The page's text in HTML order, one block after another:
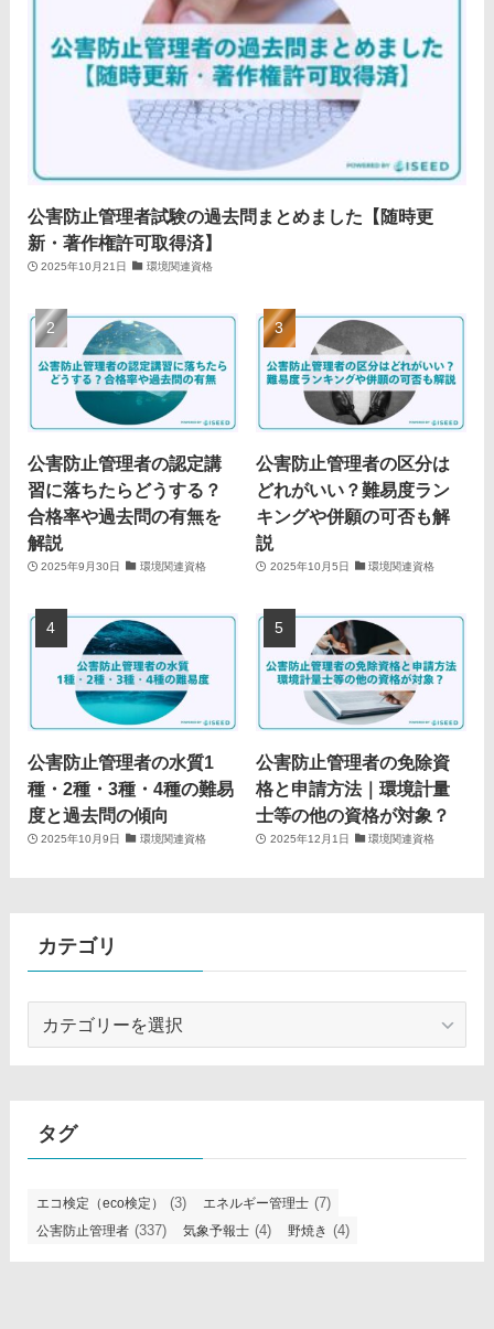
公害防止管理者試験の過去問まとめました【随時更
新・著作権許可取得済】
2025年10月21日 環境関連資格
公害防止管理者の認定講
習に落ちたらどうする？
合格率や過去問の有無を
解説
2025年9月30日 環境関連資格
公害防止管理者の区分は
どれがいい？難易度ラン
キングや併願の可否も解
説
2025年10月5日 環境関連資格
公害防止管理者の水質1
種・2種・3種・4種の難易
度と過去問の傾向
2025年10月9日 環境関連資格
公害防止管理者の免除資
格と申請方法｜環境計量
士等の他の資格が対象？
2025年12月1日 環境関連資格
カテゴリ
タグ
エコ検定（eco検定） (3) エネルギー管理士 (7)
公害防止管理者 (337) 気象予報士 (4) 野焼き (4)